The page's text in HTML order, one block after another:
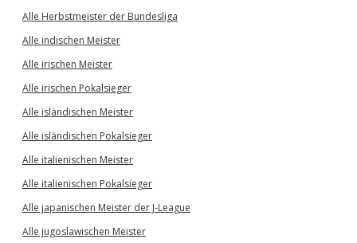
Alle Herbstmeister der Bundesliga
Alle indischen Meister
Alle irischen Meister
Alle irischen Pokalsieger
Alle isländischen Meister
Alle isländischen Pokalsieger
Alle italienischen Meister
Alle italienischen Pokalsieger
Alle japanischen Meister der J-League
Alle jugoslawischen Meister